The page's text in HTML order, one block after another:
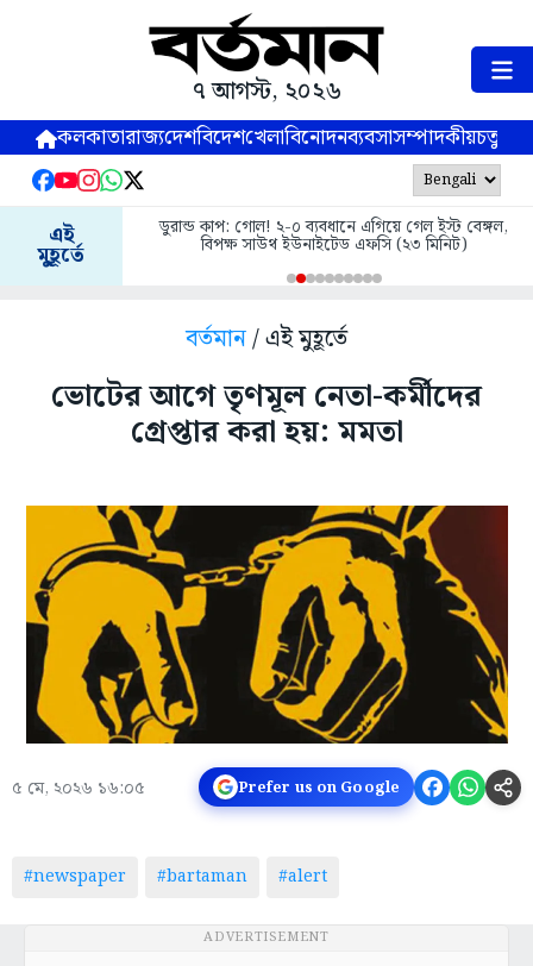
৭ আগস্ট, ২০২৬
কলকাতারাজ্যদেশবিদেশখেলাবিনোদনব্যবসাসম্পাদকীয়
এই
মুহূর্তে
ডুরান্ড কাপ: গোল! ২-০ ব্যবধানে এগিয়ে গেল ইস্ট বেঙ্গল,
বিপক্ষ সাউথ ইউনাইটেড এফসি (২৩ মিনিট)
বর্তমান/ এই মুহূর্তে
ভোটের আগে তৃণমূল নেতা-কর্মীদের
গ্রেপ্তার করা হয়: মমতা
৫ মে, ২০২৬ ১৬:০৫ Prefer us on Google
#newspaper #bartaman #alert
ADVERTISEMENT